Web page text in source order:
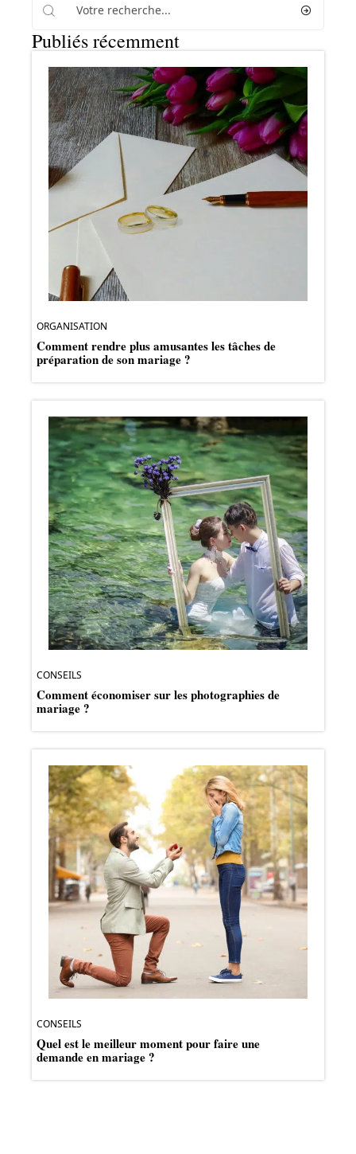
Publiés récemment
ORGANISATION
Comment rendre plus amusantes les tâches de
préparation de son mariage ?
CONSEILS
Comment économiser sur les photographies de
mariage ?
CONSEILS
Quel est le meilleur moment pour faire une
demande en mariage ?